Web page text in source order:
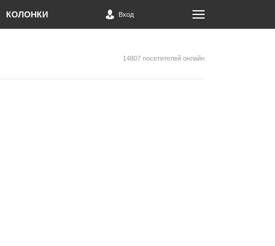
КОЛОНКИ Вход
14807 посетителей онлайн